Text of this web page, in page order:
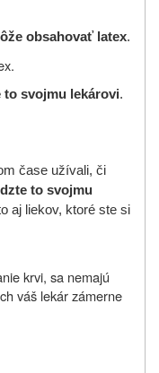
obsahovať latex.
to svojmu lekárovi.
čase užívali, či
to svojmu
aj liekov, ktoré ste si
krvi, sa nemajú
váš lekár zámerne